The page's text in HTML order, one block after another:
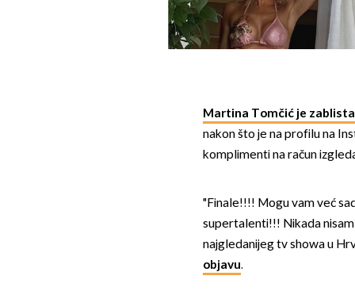
Martina Tomčić je
nakon što je na profilu na
komplimenti na račun
"Finale!!!! Mogu vam već
supertalenti!!! Nikada
najgledanijeg tv showa u
objavu.